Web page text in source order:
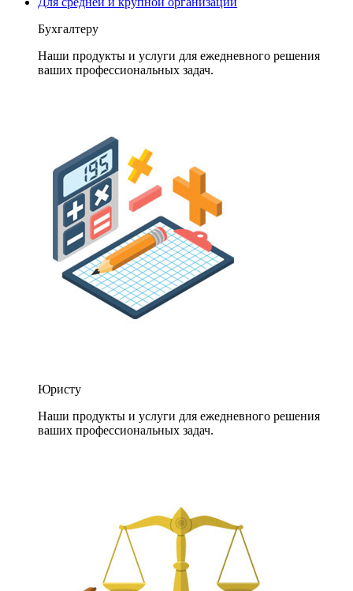
Бухгалтеру
Наши продукты и услуги для ежедневного решения
ваших профессиональных задач.
Юристу
Наши продукты и услуги для ежедневного решения
ваших профессиональных задач.